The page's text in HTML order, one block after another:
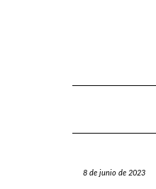
8 de junio de 2023